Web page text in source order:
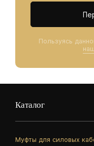
Пользуясь
Каталог
Муфты для силовых